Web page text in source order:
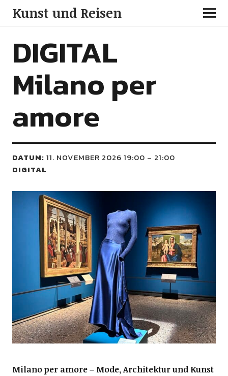
Kunst und Reisen
DIGITAL
Milano per
amore
DATUM: 11. NOVEMBER 2026 19:00 – 21:00
DIGITAL
Milano per amore – Mode, Architektur und Kunst